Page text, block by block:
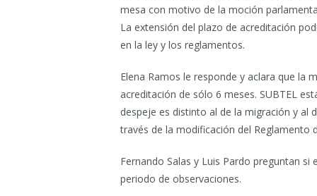
mesa con motivo de la moción
La extensión del plazo de acreditación
en la ley y los reglamentos.
Elena Ramos le responde y aclara que la
acreditación de sólo 6 meses. SUBTEL
despeje es distinto al de la migración y al
través de la modificación del Reglamento
Fernando Salas y Luis Pardo preguntan
periodo de observaciones.